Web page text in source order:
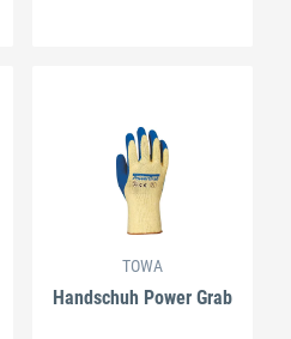
TOWA
Handschuh Power Grab